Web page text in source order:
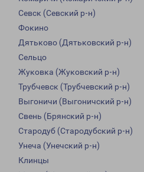
Севск (Севский р-н)
Фокино
Дятьково (Дятьковский р-н)
Сельцо
Жуковка (Жуковский р-н)
Трубчевск (Трубчевский р-н)
Выгоничи (Выгоничский р-н)
Свень (Брянский р-н)
Стародуб (Стародубский р-н)
Унеча (Унечский р-н)
Клинцы